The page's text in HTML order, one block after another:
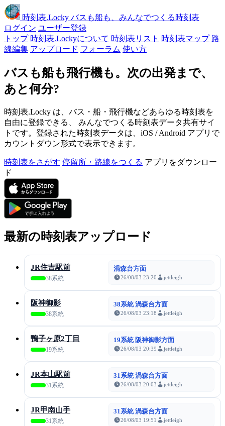
時刻表.Locky バスも船も、みんなでつくる時刻表
ログイン ユーザー登録
トップ 時刻表.Lockyについて 時刻表リスト 時刻表マップ 路
線編集 アップロード フォーラム 使い方
バスも船も飛行機も。次の出発まで、
あと何分?
時刻表.Locky は、バス・船・飛行機などあらゆる時刻表を
自由に登録できる、 みんなでつくる時刻表データ共有サイ
トです。登録された時刻表データは、iOS / Android アプリで
カウントダウン形式で表示できます。
時刻表をさがす 停留所・路線をつくる アプリをダウンロー
ド
最新の時刻表アップロード
JR住吉駅前
38系統
渦森台方面
26/08/03 23:20 jettleigh
阪神御影
38系統
38系統 渦森台方面
26/08/03 23:18 jettleigh
鴨子ヶ原2丁目
19系統
19系統 阪神御影方面
26/08/03 20:39 jettleigh
JR本山駅前
31系統
31系統 渦森台方面
26/08/03 20:03 jettleigh
JR甲南山手
31系統
31系統 渦森台方面
26/08/03 19:51 jettleigh